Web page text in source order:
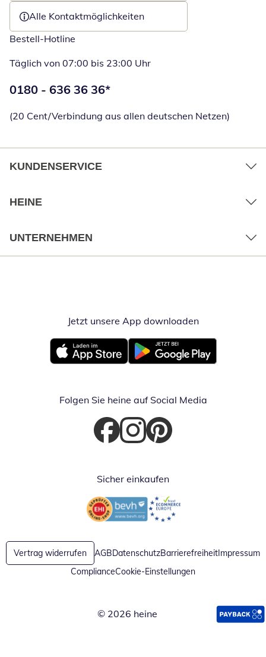
Alle Kontaktmöglichkeiten
Bestell-Hotline
Täglich von 07:00 bis 23:00 Uhr
Telefonnummer:
0180 - 636 36 36*
(20 Cent/Verbindung aus allen deutschen Netzen)
KUNDENSERVICE
HEINE
UNTERNEHMEN
Jetzt unsere App downloadenÖffnet in
Öffnet in neuem FensterÖffnet in neuem Fenster
Folgen Sie heine auf Social Media
Öffnet in neuem Fenster
Öffnet in neuem Fenster
Öffnet in neuem Fenster
Sicher einkaufen
Öffnet in neuem FensterÖffnet in neuem Fenster
Vertrag widerrufen AGBDatenschutzBarrierefreiheitImpressum
ComplianceCookie-Einstellungen
© 2026 heine